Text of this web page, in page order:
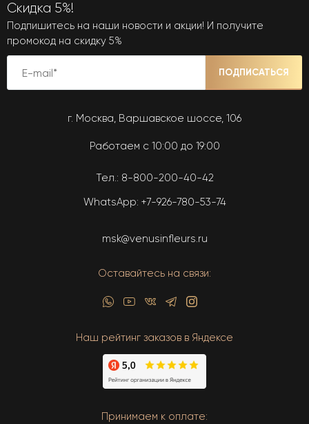
Скидка 5%!
Подпишитесь на наши новости и акции! И получите
промокод на скидку 5%
ПОДПИСАТЬСЯ
г. Москва, Варшавское шоссе, 106
Работаем с 10:00 до 19:00
Тел.: 8-800-200-40-42
WhatsApp: +7-926-780-53-74
msk@venusinfleurs.ru
Оставайтесь на связи:
Наш рейтинг заказов в Яндексе
Принимаем к оплате: